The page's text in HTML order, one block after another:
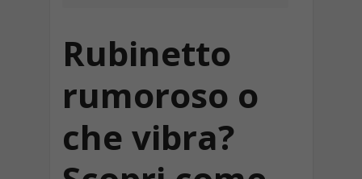
Rubinetto
rumoroso o
che vibra?